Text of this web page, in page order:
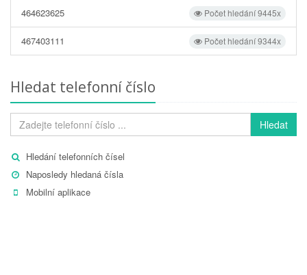
Počet hledání 9445x
464623625
Počet hledání 9344x
467403111
Hledat telefonní číslo
Hledat
Hledání telefonních čísel
Naposledy hledaná čísla
Mobilní aplikace